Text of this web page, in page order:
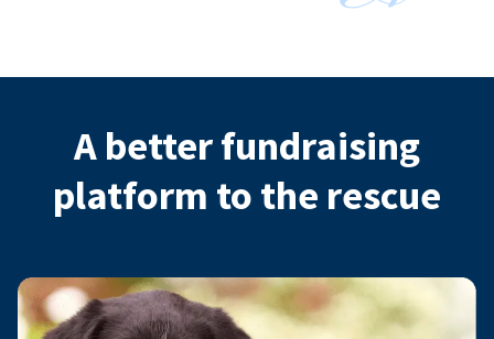
A better fundraising
platform to the rescue